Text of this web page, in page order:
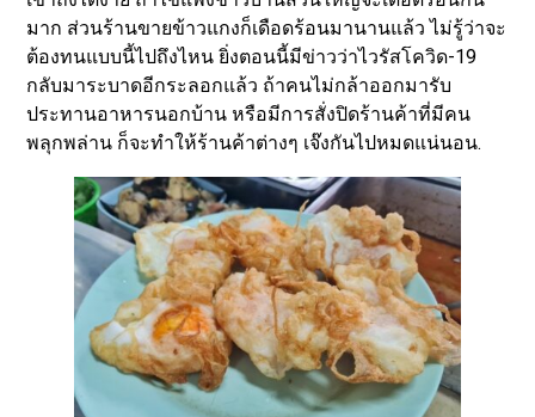
มาก ส่วนร้านขายข้าวแกงก็เดือดร้อนมานานแล้ว ไม่รู้ว่าจะ
ต้องทนแบบนี้ไปถึงไหน ยิ่งตอนนี้มีข่าวว่าไวรัสโควิด-19
กลับมาระบาดอีกระลอกแล้ว ถ้าคนไม่กล้าออกมารับ
ประทานอาหารนอกบ้าน หรือมีการสั่งปิดร้านค้าที่มีคน
พลุกพล่าน ก็จะทำให้ร้านค้าต่างๆ เจ๊งกันไปหมดแน่นอน.